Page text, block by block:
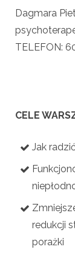
Dagmara
TELEFON:
CELE
Jak
redukcji
porażki